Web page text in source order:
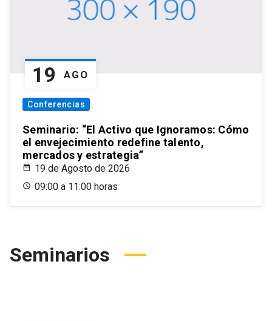
19 AGO
Conferencias
Seminario: “El Activo que Ignoramos: Cómo
el envejecimiento redefine talento,
mercados y estrategia”
19 de Agosto de 2026
09:00 a 11:00 horas
Seminarios